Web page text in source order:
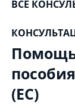
ВСЕ
Помощь
(EC)